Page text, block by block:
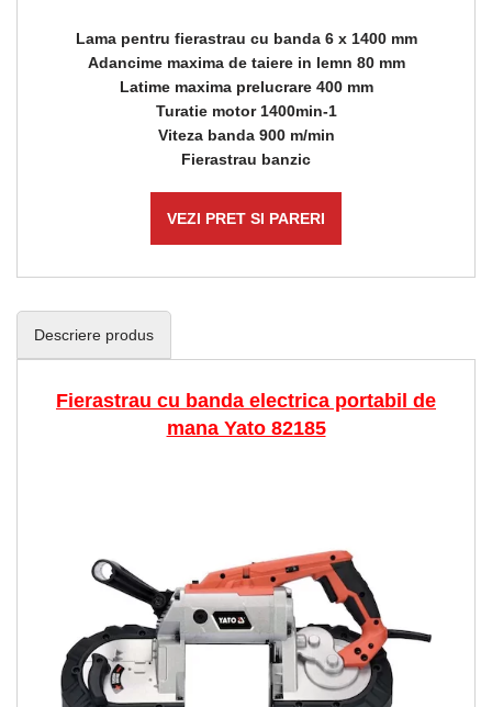
Lama pentru fierastrau cu banda 6 x 1400 mm
Adancime maxima de taiere in lemn 80 mm
Latime maxima prelucrare 400 mm
Turatie motor 1400min-1
Viteza banda 900 m/min
Fierastrau banzic
VEZI PRET SI PARERI
Descriere produs
Fierastrau cu banda electrica portabil de
mana Yato 82185